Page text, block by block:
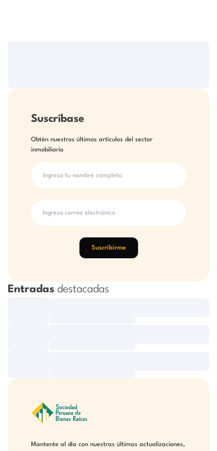
Suscríbase
Obtén nuestros últimos artículos del sector
inmobiliario
Suscribirme
Entradas destacadas
Mantente al día con nuestras últimas actualizaciones,